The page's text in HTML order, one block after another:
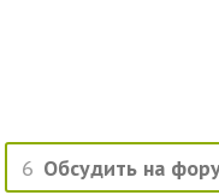
6 Обсудить на